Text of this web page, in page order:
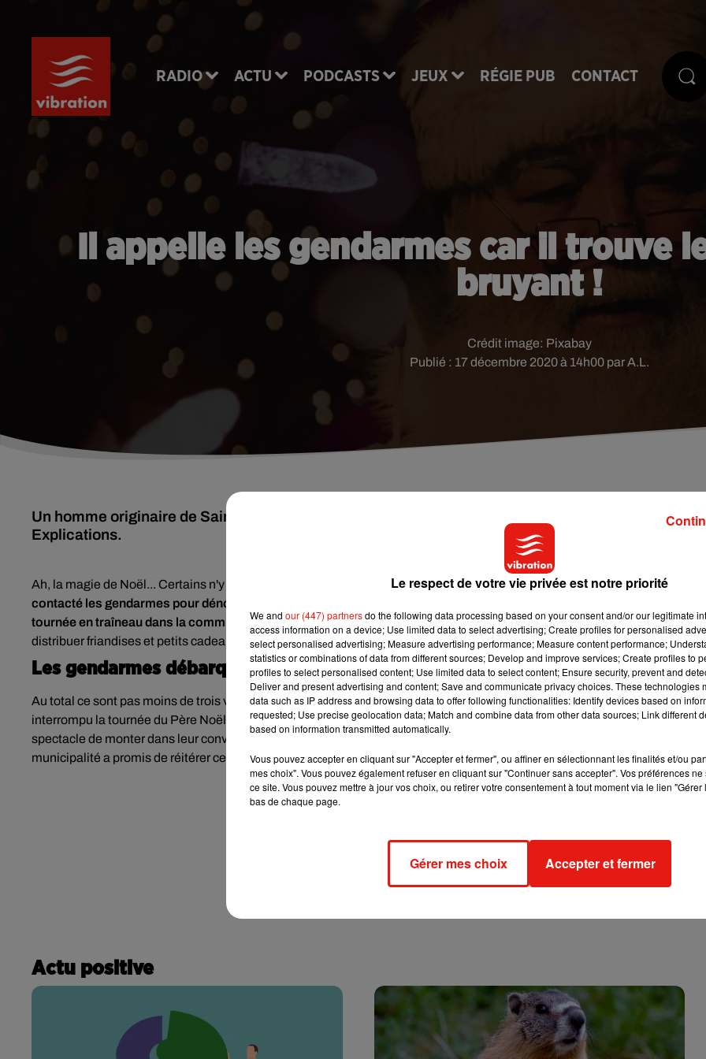
RADIO ACTU PODCASTS JEUX RÉGIE PUB CONTACT
Il appelle les gendarmes car il trouve
bruyant !
Publié : 17 décembre 2020 à 14h00 par A.L.
Crédit image: Pixabay
Un homme originaire de Saint-Aunix-Lengros, dans le Gers, s'est énervé contre le Père Noël.
Explications.
Ah, la magie de Noël... Certains n'y sont clairement pas sensibles !Un homme de Saint-Aunix-Lengros, dans leGers
contacté les gendarmes pour dénoncer un
tournée en traîneau dans la commune
! En effet, le vieilhomme en rouge et blanc circulait dans les rues du village pour
distribuer friandises et petits cadeaux. Malheureusement, le bruit des chants de Noël n’a pas plu à cet habitant.
Les gendarmes débarquent
Au total ce sont pas moins de trois véhicules des forces de l’ordre qui se sont déplacés. Ces dernières n’ont néanmoins pas
interrompu la tournée du Père Noël. Attendris par cette scène, les gendarmes ont simplement demandé aux acteurs du
spectacle de monter dans leur convoi, une fois celui-ci à l’arrêt, afin de faire quelques concessions sonores. De son côté, la
municipalité a promis de réitérer ce genre de festivités l’année prochaine.
Actu positive
Le respect de votre vie privée est notre priorité
We and our (447) partnersdo the following data processing based on your consent and/or our legitimate
access information on a device; Use limited data to select advertising; Create profiles for personalised
select personalised advertising; Measure advertising performance; Measure content performance;
statistics or combinations of data from different sources; Develop and improve services; Create profiles to
profiles to select personalised content; Use limited data to select content; Ensure security, prevent and
Deliver and present advertising and content; Save and communicate privacy choices. These technologies
data such as IP address and browsing data to offer following functionalities: Identify devices based on
requested; Use precise geolocation data; Match and combine data from other data sources; Link different
based on information transmitted automatically.
Vous pouvez accepter en cliquant sur "Accepter et fermer", ou affiner en sélectionnant les finalités et/ou
mes choix". Vous pouvez également refuser en cliquant sur "Continuer sans accepter". Vos préférences
ce site. Vous pouvez mettre à jour vos choix, ou retirer votre consentement à tout moment via le lien
bas de chaque page.
Gérer mes choix Accepter et fermer